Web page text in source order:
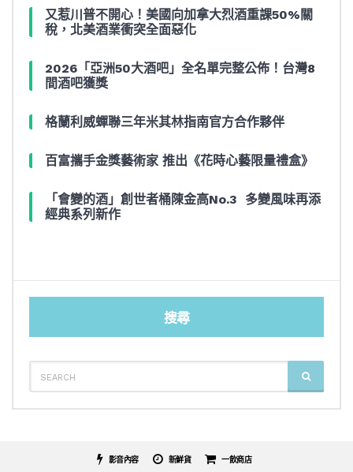
又惹川普不開心！美國向加拿大烈酒重課50%關
稅，北美酒業衝突全面惡化
2026「亞洲50大酒吧」全名單完整公佈！台灣8
間酒吧獲獎
格蘭利威蟬聯三年米其林指南官方合作夥伴
百富攜手金獎藝術家 推出《花時心藝限量禮盒》
「會變的酒」創世者桶陳金高No.3 多變風味再添
經典系列新作
搜尋
SEARCH
FOR:
SEARCH
影音內容 新鮮貨 一飲商店